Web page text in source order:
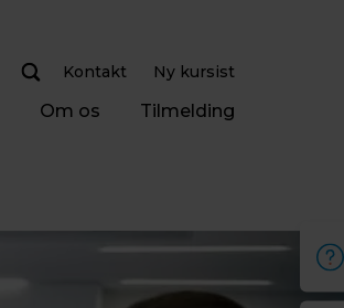
Kontakt Ny kursist
Om os Tilmelding